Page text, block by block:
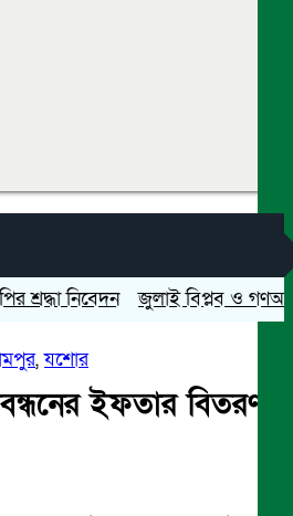
নিবেদন জুলাই বিপ্লব ও
,যশোর
ইফতার বিতরণ